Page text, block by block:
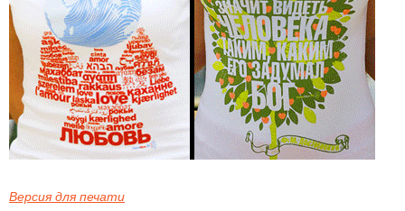
Версия для печати